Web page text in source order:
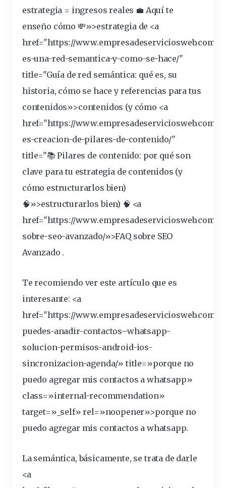
estrategia = ingresos reales 💼 Aquí te
enseño cómo 💸»>estrategia de <a
href="https://www.empresadeserviciosweb.com/
es-una-red-semantica-y-como-se-hace/"
title="Guía de red semántica: qué es, su
historia, cómo se hace y referencias para tus
contenidos»>contenidos (y cómo <a
href="https://www.empresadeserviciosweb.com/
es-creacion-de-pilares-de-contenido/"
title="📚 Pilares de contenido: por qué son
clave para tu estrategia de contenidos (y
cómo estructurarlos bien)
🧠»>estructurarlos bien) 🧠 <a
href="https://www.empresadeserviciosweb.com/
sobre-seo-avanzado/»>FAQ sobre SEO
Avanzado .
Te recomiendo ver este artículo que es
interesante: <a
href="https://www.empresadeserviciosweb.com/
puedes-anadir-contactos–whatsapp-
solucion-permisos-android-ios-
sincronizacion-agenda/» title=»porque no
puedo agregar mis contactos a whatsapp»
class=»internal-recommendation»
target=»_self» rel=»noopener»>porque no
puedo agregar mis contactos a whatsapp.
La semántica, básicamente, se trata de darle
<a